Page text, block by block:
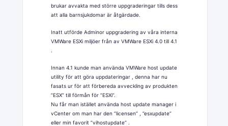
brukar avvakta med större uppgraderingar tills dess
att alla barnsjukdomar är åtgärdade.
Inatt utförde Adminor uppgradering av våra interna
VMWare ESXi miljöer från av VMWare ESXi 4.0 till 4.1
.
Innan 4.1 kunde man använda VMWare host update
utility för att göra uppdateringar , denna har nu
fasats ur för att förbereda avveckling av produkten
”ESX” till förmån för ”ESXi”.
Nu får man istället använda host update manager i
vCenter om man har den ”licensen” , ”esxupdate”
eller min favorit ”vihostupdate” .